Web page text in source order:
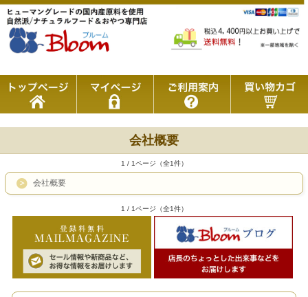
会社概要
1 / 1ページ（全1件）
会社概要
1 / 1ページ（全1件）